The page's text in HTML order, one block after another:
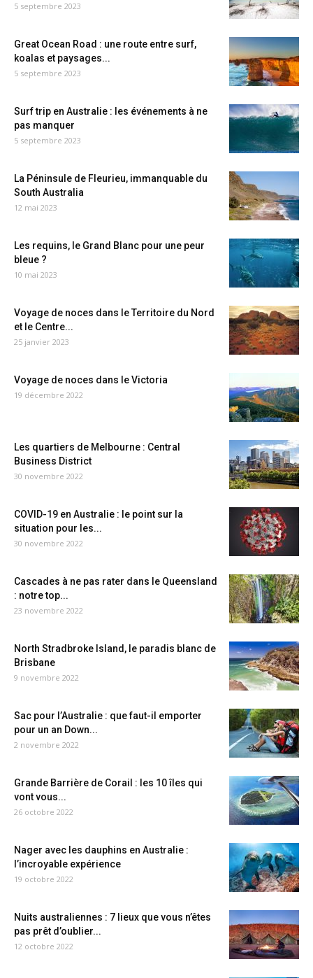
5 septembre 2023
Great Ocean Road : une route entre surf,
koalas et paysages...
5 septembre 2023
Surf trip en Australie : les événements à ne
pas manquer
5 septembre 2023
La Péninsule de Fleurieu, immanquable du
South Australia
12 mai 2023
Les requins, le Grand Blanc pour une peur
bleue ?
10 mai 2023
Voyage de noces dans le Territoire du Nord
et le Centre...
25 janvier 2023
Voyage de noces dans le Victoria
19 décembre 2022
Les quartiers de Melbourne : Central
Business District
30 novembre 2022
COVID-19 en Australie : le point sur la
situation pour les...
30 novembre 2022
Cascades à ne pas rater dans le Queensland
: notre top...
23 novembre 2022
North Stradbroke Island, le paradis blanc de
Brisbane
9 novembre 2022
Sac pour l’Australie : que faut-il emporter
pour un an Down...
2 novembre 2022
Grande Barrière de Corail : les 10 îles qui
vont vous...
26 octobre 2022
Nager avec les dauphins en Australie :
l’incroyable expérience
19 octobre 2022
Nuits australiennes : 7 lieux que vous n’êtes
pas prêt d’oublier...
12 octobre 2022